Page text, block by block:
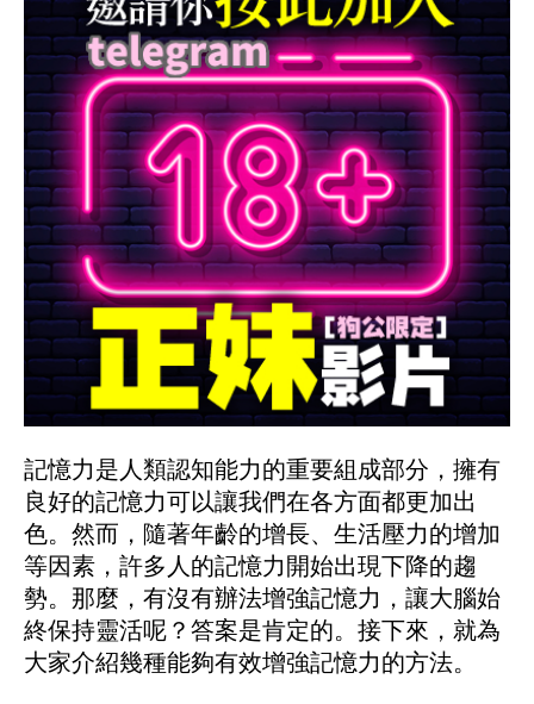
記憶力是人類認知能力的重要組成部分，擁有
良好的記憶力可以讓我們在各方面都更加出
色。然而，隨著年齡的增長、生活壓力的增加
等因素，許多人的記憶力開始出現下降的趨
勢。那麼，有沒有辦法增強記憶力，讓大腦始
終保持靈活呢？答案是肯定的。接下來，就為
大家介紹幾種能夠有效增強記憶力的方法。